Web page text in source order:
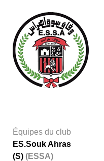
Équipes du club
ES.Souk Ahras
(S) (ESSA)